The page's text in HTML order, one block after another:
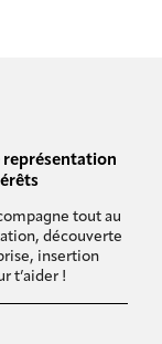
représentation
tout au
découverte
insertion
t’aider !